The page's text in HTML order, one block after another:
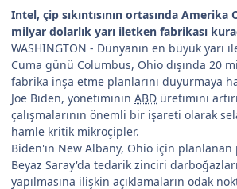
Intel, çip sıkıntısının ortasında
milyar dolarlık yarı iletken fabrikası
WASHINGTON - Dünyanın en büyük yarı
Cuma günü Columbus, Ohio dışında 20
fabrika inşa etme planlarını duyurmaya
Joe Biden, yönetiminin ABD üretimini
çalışmalarının önemli bir işareti olarak
hamle kritik mikroçipler.
Biden'ın New Albany, Ohio için planlanan
Beyaz Saray'da tedarik zinciri
yapılmasına ilişkin açıklamaların odak